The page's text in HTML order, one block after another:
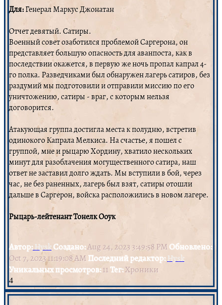
Для:Генерал Маркус Джонатан
Отчет девятый. Сатиры.
Военный совет озаботился проблемой Саргерона, он
представляет большую опасность для аванпоста, как в
последствии окажется, в первую же ночь пропал капрал 4-
го полка. Разведчиками был обнаружен лагерь сатиров, без
раздумий мы подготовили и отправили миссию по его
уничтожению, сатиры - враг, с которым нельзя
договорится.
Атакующая группа достигла места к полудню, встретив
одинокого Капрала Мелкиса. На счастье, я пошел с
группой, мне и рыцарю Хордину, хватило нескольких
минут для разоблачения могущественного сатира, наш
ответ не заставил долго ждать. Мы вступили в бой, через
час, не без раненных, лагерь был взят, сатиры отошли
дальше в Саргерон, войска расположились в новом лагере.
Рыцарь-лейтенант Тонелк Ооук
Автор:HyskСоздано:Aug 24, 2023 3:49:58 PMОбновлено:
Oct 7, 2023 11:19:08 AMПоследний редактор: Hysk
Уникальных просмотров:11Тег:Хроники
4